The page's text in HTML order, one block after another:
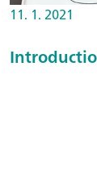
11. 1. 2021